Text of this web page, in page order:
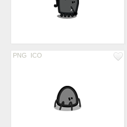
PNG ICO